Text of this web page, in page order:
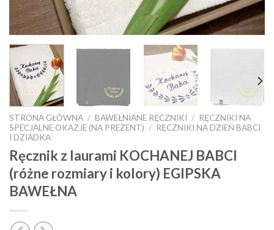
STRONA GŁÓWNA / BAWEŁNIANE RĘCZNIKI / RĘCZNIKI NA
SPECJALNE OKAZJE (NA PREZENT) / RĘCZNIKI NA DZIEŃ BABCI
I DZIADKA
Ręcznik z laurami KOCHANEJ BABCI
(różne rozmiary i kolory) EGIPSKA
BAWEŁNA